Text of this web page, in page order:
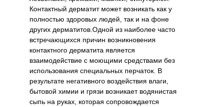
Контактный дерматит может возникать как у
полностью здоровых людей, так и на фоне
других дерматитов.Одной из наиболее часто
встречающихся причин возникновения
контактного дерматита является
взаимодействие с моющими средствами без
использования специальных перчаток. В
результате негативного воздействия влаги,
бытовой химии и грязи возникает водянистая
сыпь на руках, которая сопровождается